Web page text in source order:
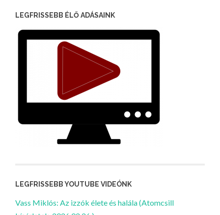
LEGFRISSEBB ÉLŐ ADÁSAINK
LEGFRISSEBB YOUTUBE VIDEÓNK
Vass Miklós: Az izzók élete és halála (Atomcsill